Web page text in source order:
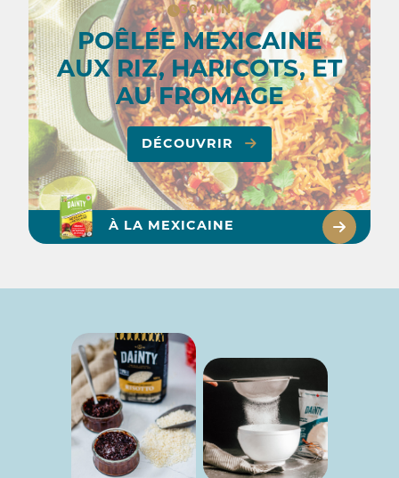
30 MIN
POÊLÉE MEXICAINE
AUX RIZ, HARICOTS, ET
AU FROMAGE
DÉCOUVRIR
À LA MEXICAINE